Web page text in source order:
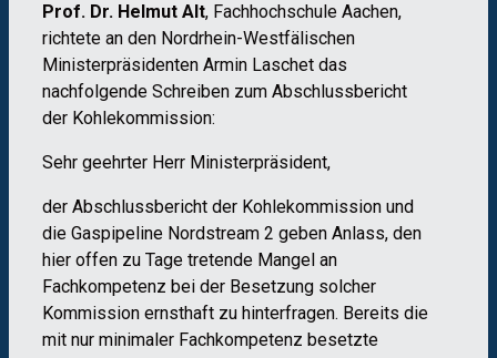
Prof. Dr. Helmut Alt, Fachhochschule Aachen,
richtete an den Nordrhein-Westfälischen
Ministerpräsidenten Armin Laschet das
nachfolgende Schreiben zum Abschlussbericht
der Kohlekommission:
Sehr geehrter Herr Ministerpräsident,
der Abschlussbericht der Kohlekommission und
die Gaspipeline Nordstream 2 geben Anlass, den
hier offen zu Tage tretende Mangel an
Fachkompetenz bei der Besetzung solcher
Kommission ernsthaft zu hinterfragen. Bereits die
mit nur minimaler Fachkompetenz besetzte